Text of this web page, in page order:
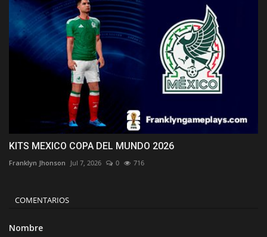
KITS MEXICO COPA DEL MUNDO 2026
Franklyn Jhonson Jul 7, 2026 0 716
COMENTARIOS
Nombre